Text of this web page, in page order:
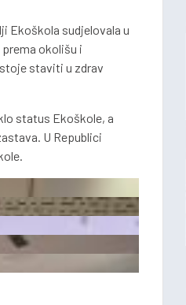
Ekoškola sudjelovala u
okolišu i
staviti u zdrav
status Ekoškole, a
U Republici